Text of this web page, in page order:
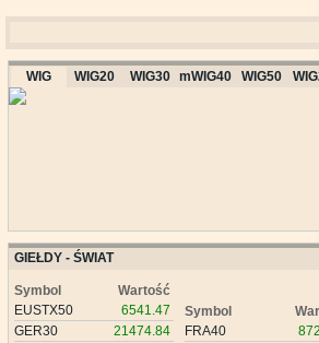
WIG WIG20 WIG30 mWIG40 WIG50
GIEŁDY - ŚWIAT
Symbol
Wartość
EUSTX50
6541.47
GER30
21474.84
Symbol
FRA40